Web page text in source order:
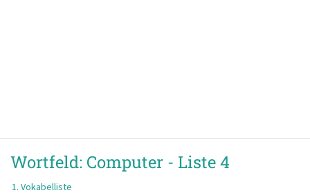
Wortfeld: Computer - Liste 4
Vokabelliste